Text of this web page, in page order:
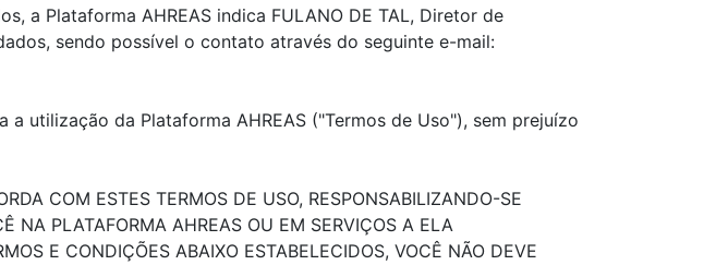
a Plataforma AHREAS indica FULANO DE TAL, Diretor de
sendo possível o contato através do seguinte e-mail:
utilização da Plataforma AHREAS ("Termos de Uso"), sem prejuízo
COM ESTES TERMOS DE USO, RESPONSABILIZANDO-SE
NA PLATAFORMA AHREAS OU EM SERVIÇOS A ELA
E CONDIÇÕES ABAIXO ESTABELECIDOS, VOCÊ NÃO DEVE